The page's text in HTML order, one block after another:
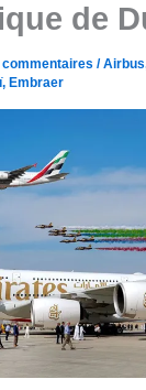
de
commentaires /Airbus
, Embraer